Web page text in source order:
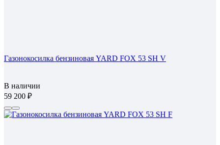
Газонокосилка бензиновая YARD FOX 53 SH V
В наличии
59 200